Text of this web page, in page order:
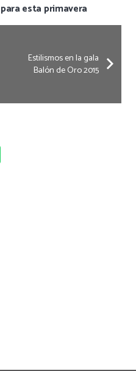
esta primavera
Estilismos en la gala
Balón de Oro 2015